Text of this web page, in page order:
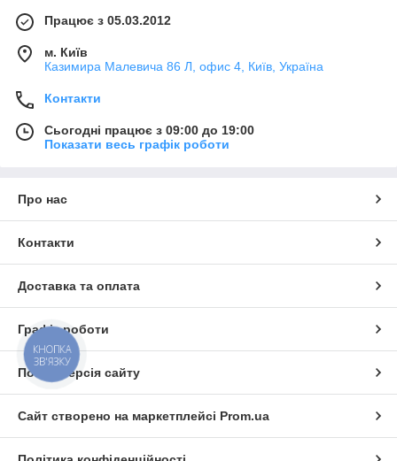
Працює з 05.03.2012
м. Київ
Казимира Малевича 86 Л, офис 4, Київ, Україна
Контакти
Сьогодні працює з 09:00 до 19:00
Показати весь графік роботи
Про нас
Контакти
Доставка та оплата
Графік роботи
Повна версія сайту
Сайт створено на маркетплейсі Prom.ua
КНОПКА
ЗВ'ЯЗКУ